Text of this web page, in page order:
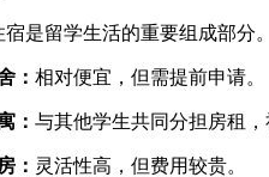
是留学生活的重要组成部分
： 相对便宜，但需提前申请。
： 与其他学生共同分担房租，
： 灵活性高，但费用较贵。